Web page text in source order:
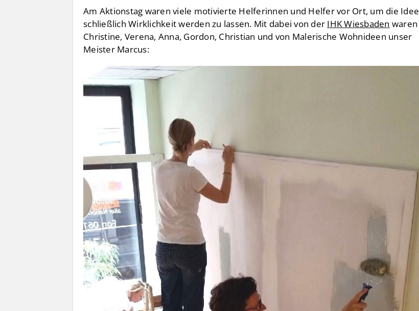
Am Aktionstag waren viele motivierte Helferinnen und Helfer vor Ort, um die Idee
schließlich Wirklichkeit werden zu lassen. Mit dabei von der IHK Wiesbaden waren
Christine, Verena, Anna, Gordon, Christian und von Malerische Wohnideen unser
Meister Marcus: